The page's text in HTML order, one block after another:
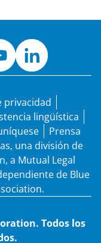
privacidad
lingüística
Prensa
una división de
a Mutual Legal
de Blue
Todos los